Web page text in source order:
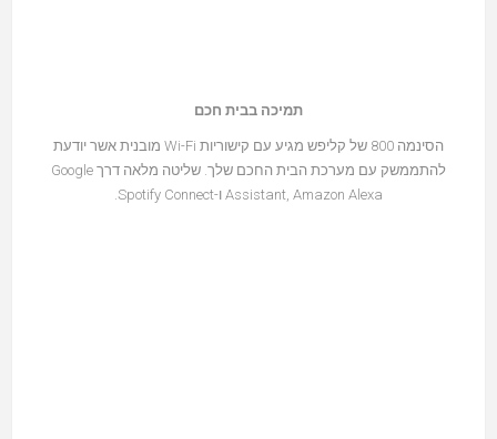
תמיכה בבית חכם
הסינמה 800 של קליפש מגיע עם קישוריות Wi-Fi מובנית אשר יודעת
להתממשק עם מערכת הבית החכם שלך. שליטה מלאה דרך Google
Assistant, Amazon Alexa ו-Spotify Connect.